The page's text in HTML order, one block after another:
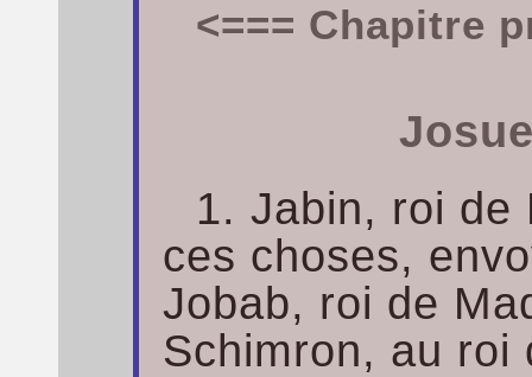
<=== Chapitre
1. Jabin, roi de
ces choses,
Jobab, roi de
Schimron, au roi